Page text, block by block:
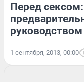
Перед
руководством
1 сентября, 2013, 00:00